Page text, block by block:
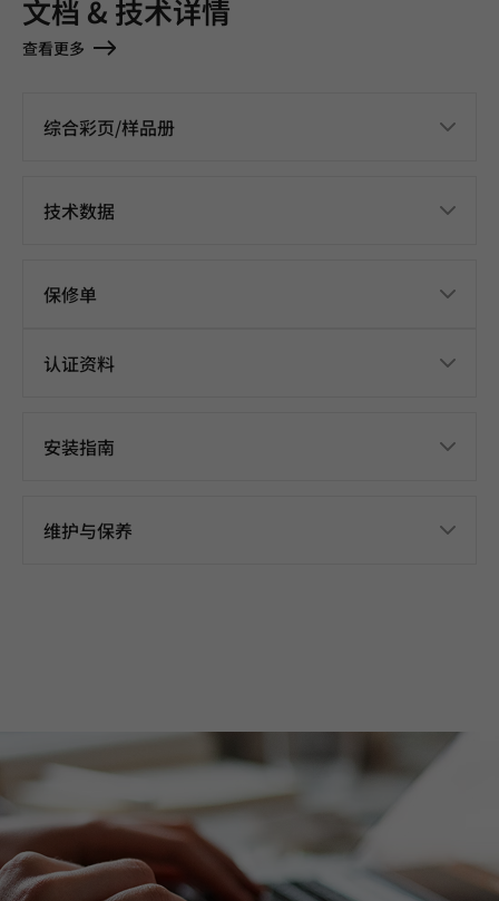
文档 & 技术详情
查看更多
综合彩页/样品册
技术数据
保修单
认证资料
安装指南
维护与保养